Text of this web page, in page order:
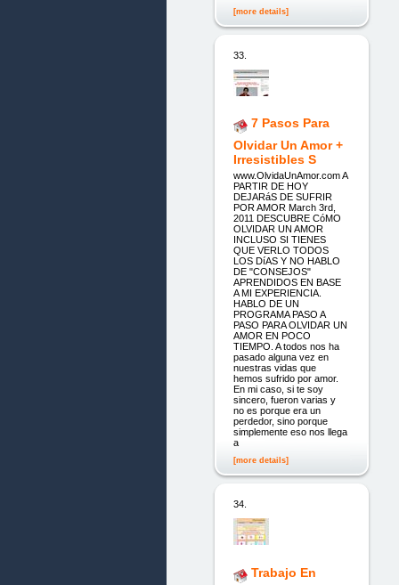
[more details]
33.
7 Pasos Para
Olvidar Un Amor +
Irresistibles S
www.OlvidaUnAmor.com A
PARTIR DE HOY
DEJARáS DE SUFRIR
POR AMOR March 3rd,
2011 DESCUBRE CóMO
OLVIDAR UN AMOR
INCLUSO SI TIENES
QUE VERLO TODOS
LOS DíAS Y NO HABLO
DE "CONSEJOS"
APRENDIDOS EN BASE
A MI EXPERIENCIA.
HABLO DE UN
PROGRAMA PASO A
PASO PARA OLVIDAR UN
AMOR EN POCO
TIEMPO. A todos nos ha
pasado alguna vez en
nuestras vidas que
hemos sufrido por amor.
En mi caso, si te soy
sincero, fueron varias y
no es porque era un
perdedor, sino porque
simplemente eso nos llega
a
[more details]
34.
Trabajo En